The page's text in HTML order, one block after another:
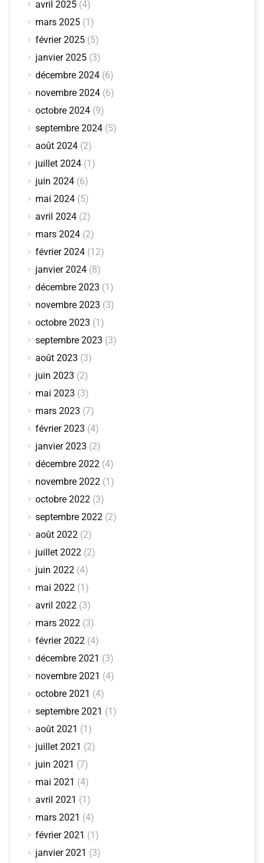
avril 2025 (4)
mars 2025 (1)
février 2025 (5)
janvier 2025 (3)
décembre 2024 (6)
novembre 2024 (6)
octobre 2024 (9)
septembre 2024 (5)
août 2024 (2)
juillet 2024 (1)
juin 2024 (6)
mai 2024 (5)
avril 2024 (2)
mars 2024 (2)
février 2024 (12)
janvier 2024 (8)
décembre 2023 (1)
novembre 2023 (3)
octobre 2023 (1)
septembre 2023 (3)
août 2023 (3)
juin 2023 (2)
mai 2023 (3)
mars 2023 (7)
février 2023 (4)
janvier 2023 (2)
décembre 2022 (4)
novembre 2022 (1)
octobre 2022 (3)
septembre 2022 (2)
août 2022 (2)
juillet 2022 (2)
juin 2022 (4)
mai 2022 (1)
avril 2022 (3)
mars 2022 (3)
février 2022 (4)
décembre 2021 (3)
novembre 2021 (4)
octobre 2021 (4)
septembre 2021 (1)
août 2021 (1)
juillet 2021 (2)
juin 2021 (7)
mai 2021 (4)
avril 2021 (1)
mars 2021 (4)
février 2021 (1)
janvier 2021 (3)